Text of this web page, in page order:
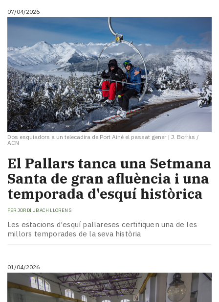
07/04/2026
Dos esquiadors a un telecadira de Port Ainé el passat gener | J. Borràs /
ACN
El Pallars tanca una Setmana
Santa de gran afluència i una
temporada d'esquí històrica
PER JORDI UBACH LLORENS
Les estacions d'esquí pallareses certifiquen una de les
millors temporades de la seva història
01/04/2026